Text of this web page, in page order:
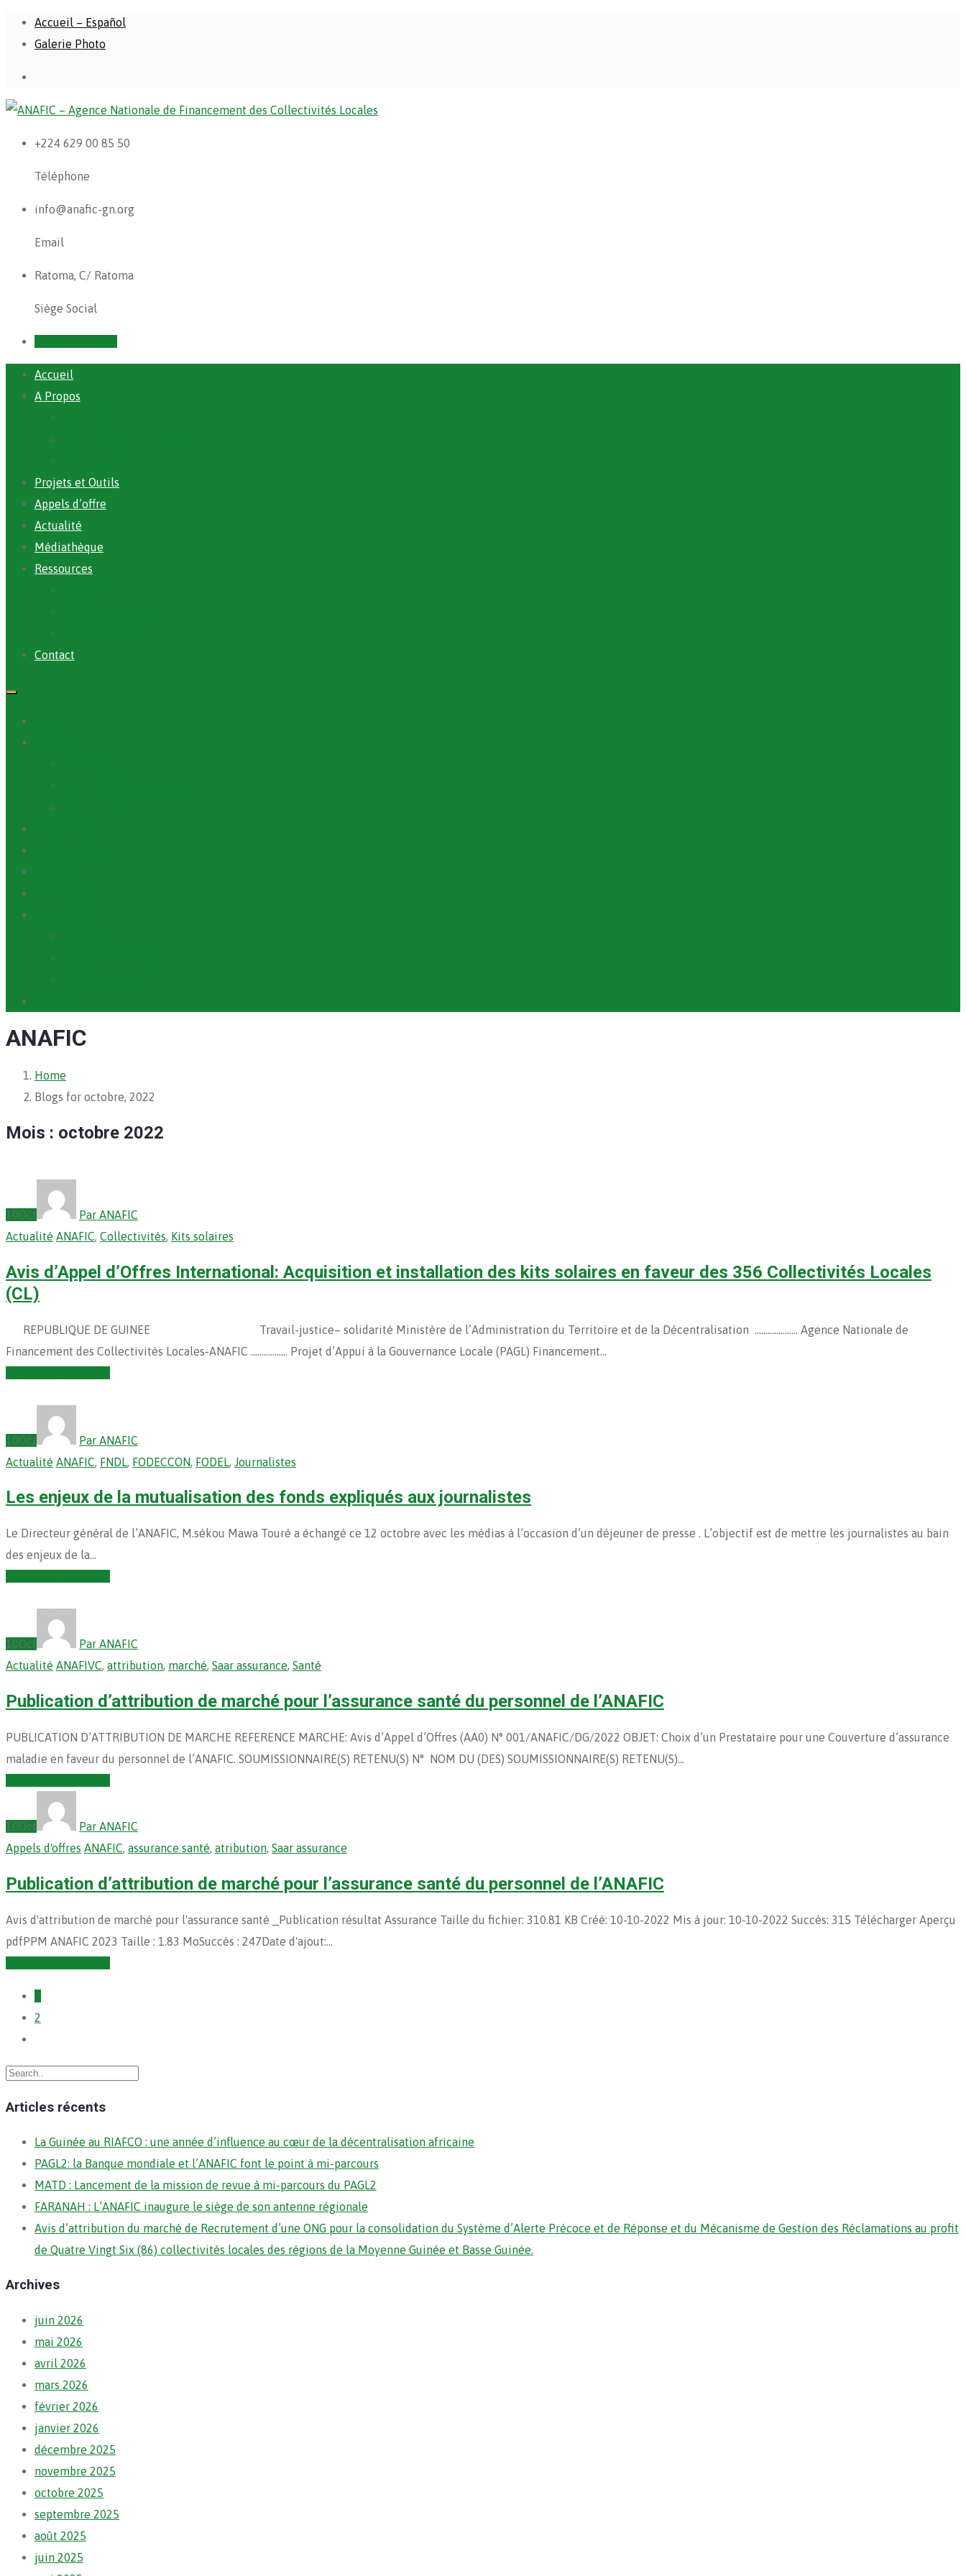
Accueil – Español
Galerie Photo
+224 629 00 85 50
Téléphone
info@anafic-gn.org
Email
Ratoma, C/ Ratoma
Siège Social
Accueil
A Propos
Projets et Outils
Appels d’offre
Actualité
Médiathèque
Ressources
Contact
ANAFIC
Home
Blogs for octobre, 2022
Mois : octobre 2022
10Oct
Par ANAFIC
Actualité ANAFIC, Collectivités, Kits solaires
Avis d’Appel d’Offres International: Acquisition et installation des kits solaires en faveur des 356 Collectivités Locales
(CL)
REPUBLIQUE DE GUINEE Travail-justice– solidarité Ministère de l’Administration du Territoire et de la Décentralisation ……………….. Agence Nationale de
Financement des Collectivités Locales-ANAFIC …………….. Projet d’Appui à la Gouvernance Locale (PAGL) Financement…
10Oct
Par ANAFIC
Actualité ANAFIC FNDL FODECCON FODEL Journalistes
Les enjeux de la mutualisation des fonds expliqués aux journalistes
Le Directeur général de l’ANAFIC, M.sékou Mawa Touré a échangé ce 12 octobre avec les médias à l’occasion d’un déjeuner de presse . L’objectif est de mettre les journalistes au bain
des enjeux de la…
10Oct
Par ANAFIC
Actualité ANAFIVC, attribution, marché, Saar assurance, Santé
Publication d’attribution de marché pour l’assurance santé du personnel de l’ANAFIC
PUBLICATION D’ATTRIBUTION DE MARCHE REFERENCE MARCHE: Avis d’Appel d’Offres (AA0) N° 001/ANAFIC/DG/2022 OBJET: Choix d’un Prestataire pour une Couverture d’assurance
maladie en faveur du personnel de l’ANAFIC. SOUMISSIONNAIRE(S) RETENU(S) N° NOM DU (DES) SOUMISSIONNAIRE(S) RETENU(S)…
10Oct
Par ANAFIC
Appels d'offres ANAFIC, assurance santé, atribution, Saar assurance
Publication d’attribution de marché pour l’assurance santé du personnel de l’ANAFIC
Avis d'attribution de marché pour l'assurance santé _Publication résultat Assurance Taille du fichier: 310.81 KB Créé: 10-10-2022 Mis à jour: 10-10-2022 Succès: 315 Télécharger Aperçu
pdfPPM ANAFIC 2023 Taille : 1.83 MoSuccès : 247Date d'ajout:…
2
Articles récents
La Guinée au RIAFCO : une année d’influence au cœur de la décentralisation africaine
PAGL2: la Banque mondiale et l’ANAFIC font le point à mi-parcours
MATD : Lancement de la mission de revue à mi-parcours du PAGL2
FARANAH : L’ANAFIC inaugure le siège de son antenne régionale
Avis d’attribution du marché de Recrutement d’une ONG pour la consolidation du Système d’Alerte Précoce et de Réponse et du Mécanisme de Gestion des Réclamations au profit
de Quatre Vingt Six (86) collectivités locales des régions de la Moyenne Guinée et Basse Guinée.
Archives
juin 2026
mai 2026
avril 2026
mars 2026
février 2026
janvier 2026
décembre 2025
novembre 2025
octobre 2025
septembre 2025
août 2025
juin 2025